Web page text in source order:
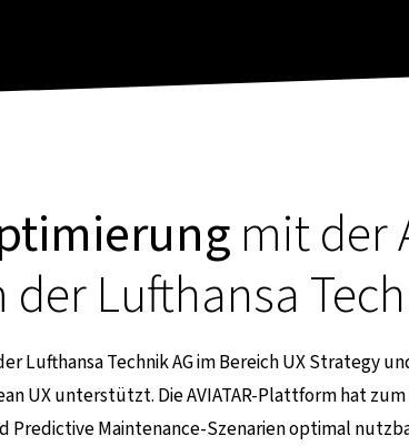
mit der
Lufthansa
Lufthansa Technik AG im Bereich UX Strategy
UX unterstützt. Die AVIATAR-Plattform hat
Maintenance-Szenarien optimal